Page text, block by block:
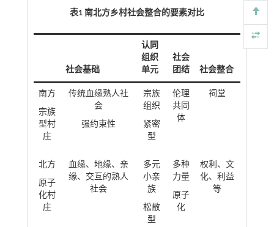
表1 南北方乡村社会整合的要素对比
社会基础
认同
组织
单元
社会
团结
社会整合
南方
宗族
型村
庄
传统血缘熟人社
会
强约束性
宗族
组织
紧密
型
伦理
共同
体
祠堂
北方
原子
化村
庄
血缘、地缘、亲
缘、交互的熟人
社会
多元
小亲
族
松散
型
多种
力量
原子
化
权利、文
化、利益
等